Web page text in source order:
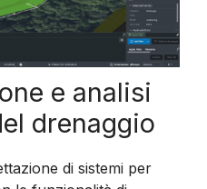
e analisi
drenaggio
di sistemi per